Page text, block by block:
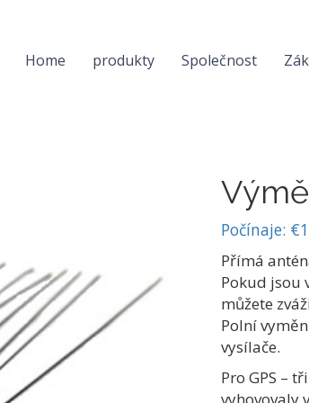
Home produkty Společnost
Počínaje: €
Přímá
Pokud jsou
můžete
Polní
vysílače.
Pro GPS –
vyhovovaly